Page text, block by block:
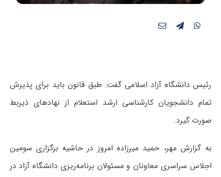
رئیس دانشگاه آزاد اسلامی گفت: طبق قانون باید برای پذیرش
تمام دانشجویان کارشناسی ارشد استعلام از نهادهای ذیربط
صورت گیرد.
به گزارش مهر، حمید میرزاده امروز در حاشیه برگزاری سومین
اجلاس سراسری معاونان و مسئولان برنامه‌ریزی دانشگاه آزاد در